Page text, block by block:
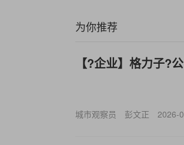
为你推荐
【?企业】格力子?
城市观察员 彭文正 2026-